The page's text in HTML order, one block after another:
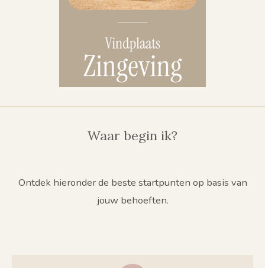
Waar begin ik?
Ontdek hieronder de beste startpunten op basis van
jouw behoeften.